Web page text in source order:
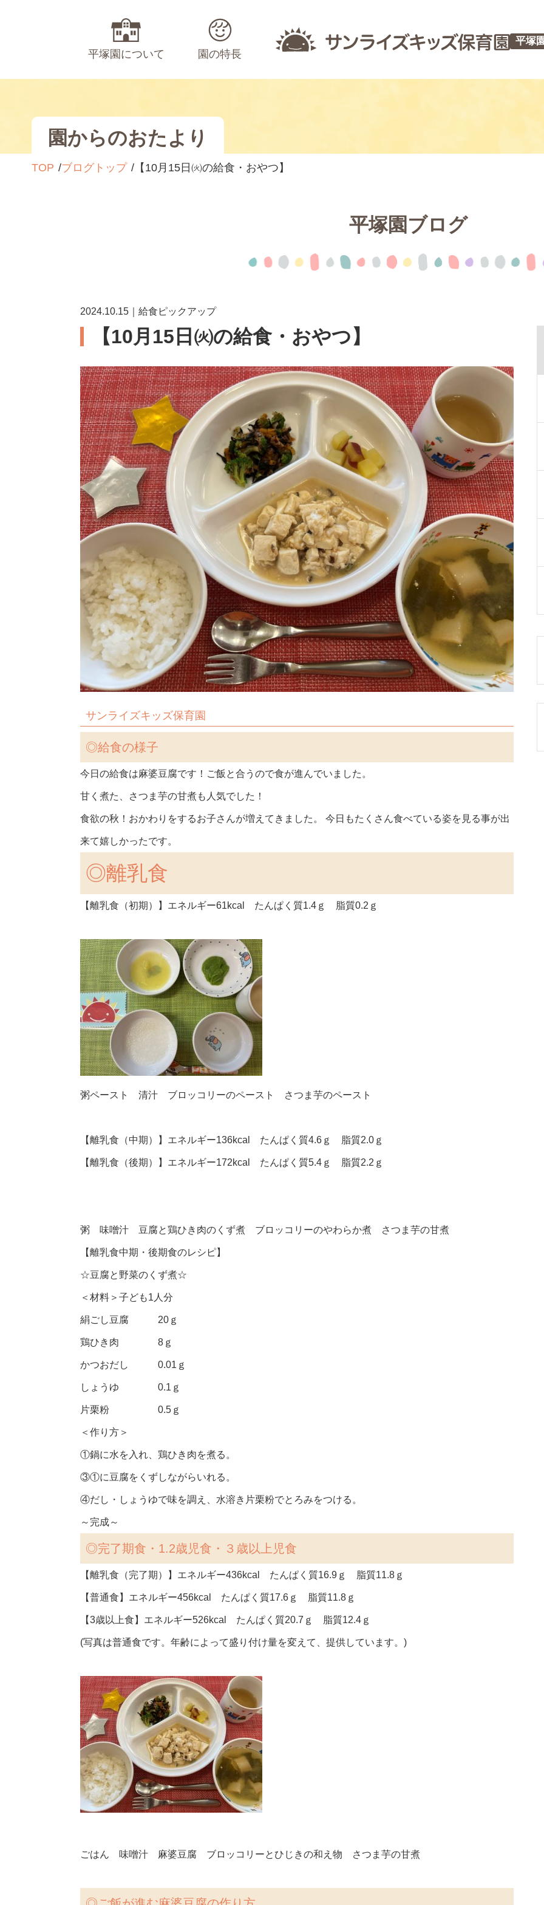
平塚園について 園の特長
平塚
園からのおたより
TOP ブログトップ 【10月15日㈫の給食・おやつ】
平塚園ブログ
2024.10.15｜給食ピックアップ
【10月15日㈫の給食・おやつ】
サンライズキッズ保育園
◎給食の様子
今日の給食は麻婆豆腐です！ご飯と合うので食が進んでいました。
甘く煮た、さつま芋の甘煮も人気でした！
食欲の秋！おかわりをするお子さんが増えてきました。 今日もたくさん食べている姿を見る事が出
来て嬉しかったです。
◎離乳食
【離乳食（初期）】エネルギー61kcal たんぱく質1.4ｇ 脂質0.2ｇ
粥ペースト 清汁 ブロッコリーのペースト さつま芋のペースト
【離乳食（中期）】エネルギー136kcal たんぱく質4.6ｇ 脂質2.0ｇ
【離乳食（後期）】エネルギー172kcal たんぱく質5.4ｇ 脂質2.2ｇ
粥 味噌汁 豆腐と鶏ひき肉のくず煮 ブロッコリーのやわらか煮 さつま芋の甘煮
【離乳食中期・後期食のレシピ】
☆豆腐と野菜のくず煮☆
＜材料＞子ども1人分
絹ごし豆腐 20ｇ
鶏ひき肉 8ｇ
かつおだし 0.01ｇ
しょうゆ 0.1ｇ
片栗粉 0.5ｇ
＜作り方＞
①鍋に水を入れ、鶏ひき肉を煮る。
③①に豆腐をくずしながらいれる。
④だし・しょうゆで味を調え、水溶き片栗粉でとろみをつける。
～完成～
◎完了期食・1.2歳児食・３歳以上児食
【離乳食（完了期）】エネルギー436kcal たんぱく質16.9ｇ 脂質11.8ｇ
【普通食】エネルギー456kcal たんぱく質17.6ｇ 脂質11.8ｇ
【3歳以上食】エネルギー526kcal たんぱく質20.7ｇ 脂質12.4ｇ
(写真は普通食です。年齢によって盛り付け量を変えて、提供しています。)
ごはん 味噌汁 麻婆豆腐 ブロッコリーとひじきの和え物 さつま芋の甘煮